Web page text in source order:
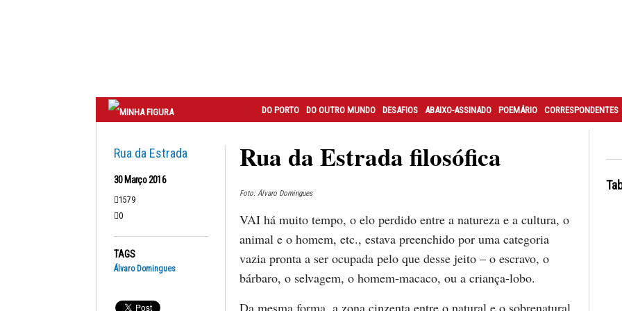
DO PORTO DO OUTRO MUNDO DESAFIOS ABAIXO-ASSINADO POEMÁRIO CORRESPONDENTES
Rua da Estrada
30 Março 2016
1579
0
TAGS
Álvaro Domingues
Rua da Estrada filosófica
Foto: Álvaro Domingues
VAI há muito tempo, o elo perdido entre a natureza e a cultura, o
animal e o homem, etc., estava preenchido por uma categoria
vazia pronta a ser ocupada pelo que desse jeito – o escravo, o
bárbaro, o selvagem, o homem-macaco, ou a criança-lobo.
Da mesma forma, a zona cinzenta entre o natural e o sobrenatural